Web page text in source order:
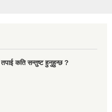
तपाई कति सन्तुष्ट हुनुहुन्छ ?